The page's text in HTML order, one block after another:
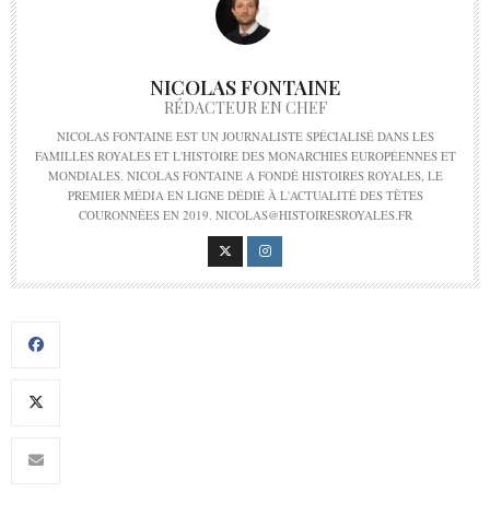
NICOLAS FONTAINE
RÉDACTEUR EN CHEF
NICOLAS FONTAINE EST UN JOURNALISTE SPÉCIALISÉ DANS LES
FAMILLES ROYALES ET L'HISTOIRE DES MONARCHIES EUROPÉENNES ET
MONDIALES. NICOLAS FONTAINE A FONDÉ HISTOIRES ROYALES, LE
PREMIER MÉDIA EN LIGNE DÉDIÉ À L'ACTUALITÉ DES TÊTES
COURONNÉES EN 2019. NICOLAS@HISTOIRESROYALES.FR